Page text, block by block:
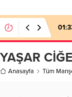
YAŞAR
Anasayfa Tüm